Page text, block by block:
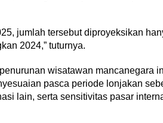
jumlah tersebut diproyeksikan
2024,” tuturnya.
wisatawan mancanegara
pasca periode lonjakan
lain, serta sensitivitas pasar